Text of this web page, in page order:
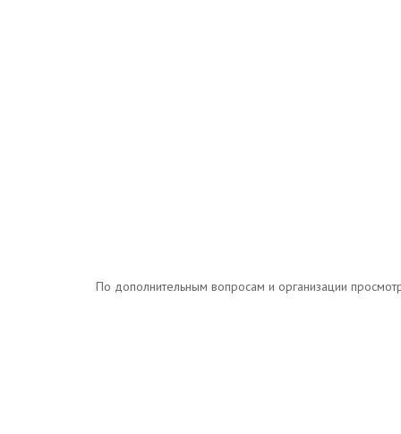
По дополнительным вопросам и организации